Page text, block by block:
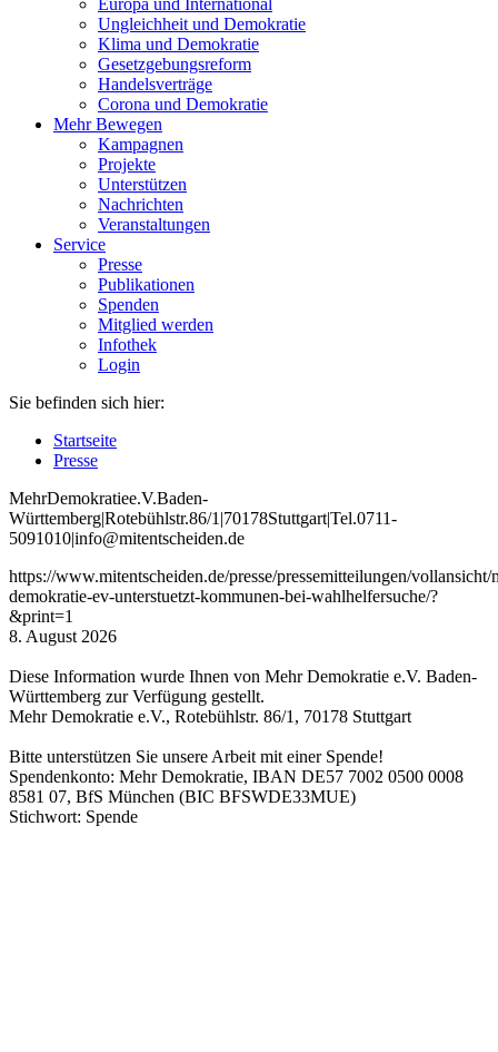
Ungleichheit und Demokratie
Klima und Demokratie
Gesetzgebungsreform
Handelsverträge
Corona und Demokratie
Mehr Bewegen
Kampagnen
Projekte
Unterstützen
Nachrichten
Veranstaltungen
Service
Presse
Publikationen
Spenden
Mitglied werden
Infothek
Login
Sie befinden sich hier:
Startseite
Presse
MehrDemokratiee.V.Baden-
Württemberg|Rotebühlstr.86/1 |70178Stuttgart|Tel.0711-
5091010|info@mitentscheiden.de
https://www.mitentscheiden.de/presse/pressemitteilungen/vollansicht/
demokratie-ev-unterstuetzt-kommunen-bei-wahlhelfersuche/?
&print=1
8. August 2026
Diese Information wurde Ihnen von Mehr Demokratie e.V. Baden-
Württemberg zur Verfügung gestellt.
Mehr Demokratie e.V., Rotebühlstr. 86/1, 70178 Stuttgart
Bitte unterstützen Sie unsere Arbeit mit einer Spende!
Spendenkonto: Mehr Demokratie, IBAN DE57 7002 0500 0008
8581 07, BfS München (BIC BFSWDE33MUE)
Stichwort: Spende